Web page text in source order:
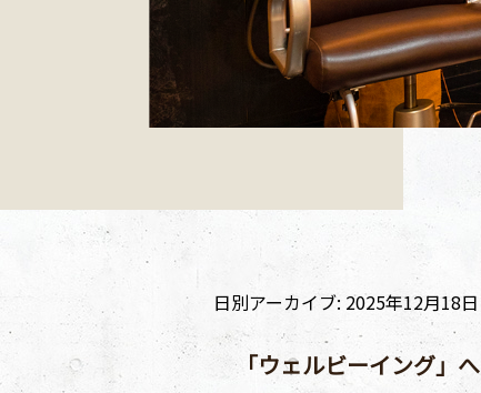
日別アーカイブ: 2025年12月18日
「ウェルビーイング」へ